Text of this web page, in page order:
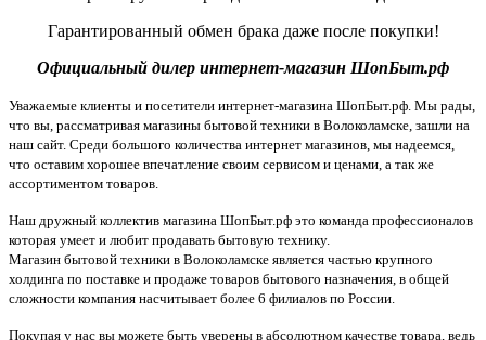
Гарантированный обмен брака даже после покупки!
Официальный дилер интернет-магазин ШопБыт.рф
Уважаемые клиенты и посетители интернет-магазина ШопБыт.рф. Мы рады,
что вы, рассматривая магазины бытовой техники в Волоколамске, зашли на
наш сайт. Среди большого количества интернет магазинов, мы надеемся,
что оставим хорошее впечатление своим сервисом и ценами, а так же
ассортиментом товаров.
Наш дружный коллектив магазина ШопБыт.рф это команда профессионалов
которая умеет и любит продавать бытовую технику.
Магазин бытовой техники в Волоколамске является частью крупного
холдинга по поставке и продаже товаров бытового назначения, в общей
сложности компания насчитывает более 6 филиалов по России.
Покупая у нас вы можете быть уверены в абсолютном качестве товара, ведь